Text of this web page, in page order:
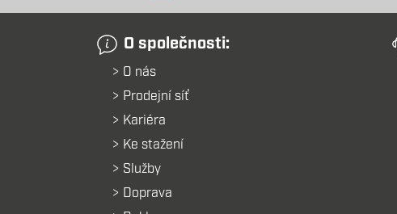
O společnosti:
O nás
Prodejní síť
Kariéra
Ke stažení
Služby
Doprava